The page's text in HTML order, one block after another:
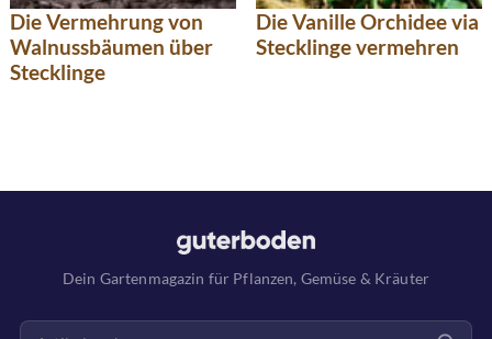
Die Vermehrung von
Walnussbäumen über
Stecklinge
Die Vanille Orchidee via
Stecklinge vermehren
Dein Gartenmagazin für Pflanzen, Gemüse & Kräuter